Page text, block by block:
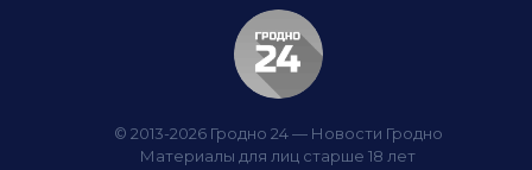
© 2013-2026 Гродно 24 — Новости Гродно
Материалы для лиц старше 18 лет